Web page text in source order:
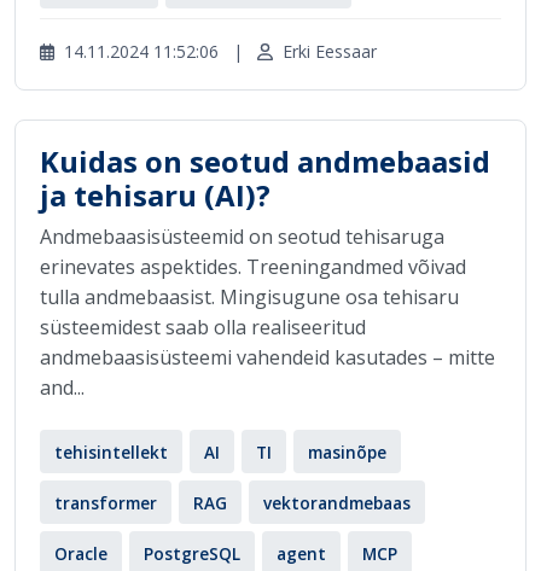
14.11.2024 11:52:06 | Erki Eessaar
Kuidas on seotud andmebaasid
ja tehisaru (AI)?
Andmebaasisüsteemid on seotud tehisaruga
erinevates aspektides. Treeningandmed võivad
tulla andmebaasist. Mingisugune osa tehisaru
süsteemidest saab olla realiseeritud
andmebaasisüsteemi vahendeid kasutades – mitte
and...
tehisintellekt AI TI masinõpe
transformer RAG vektorandmebaas
Oracle PostgreSQL agent MCP